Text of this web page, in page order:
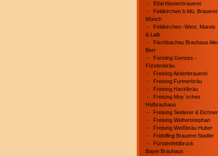
- Ettal Klosterbrauerei
- Feldkirchen b.Mü. Brauerei
Münch
- Feldkirchen -West. Mareis
& Laib
- Fischbachau Brauhaus
Berr
- Forsting Genoss.-
Fürstenbräu
- Freising Aktienbrauerei
- Freising Furtnerbräu
- Freising Hacklbräu
- Freising Moy`sches
Hofbrauhaus
- Freising Seiderer & Eichner
- Freising Weihenstephan
- Freising Weißbräu Huber
- Fridolfing Brauerei Stadler
- Fürstenfeldbruck
Bayer.Brauhaus